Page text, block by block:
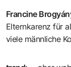
Francine
Elternkarenz für
viele männliche